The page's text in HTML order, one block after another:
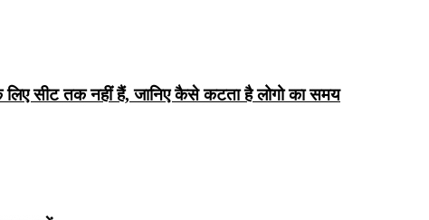
सीट तक ​​नहीं हैं, जानिए कैसे कटता है लोगो का समय